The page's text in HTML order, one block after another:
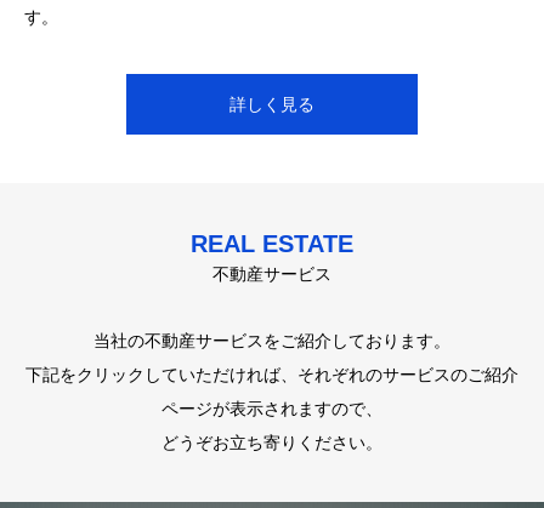
す。
詳しく見る
先端の取り組みが行える世の中を目指します＝SDG11「住み続
詳しく見る
詳しく見る
REAL ESTATE
不動産サービス
当社の不動産サービスをご紹介しております。
下記をクリックしていただければ、それぞれのサービスのご紹介
ページが表示されますので、
どうぞお立ち寄りください。